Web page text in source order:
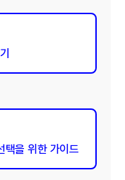
택을 위한 가이드